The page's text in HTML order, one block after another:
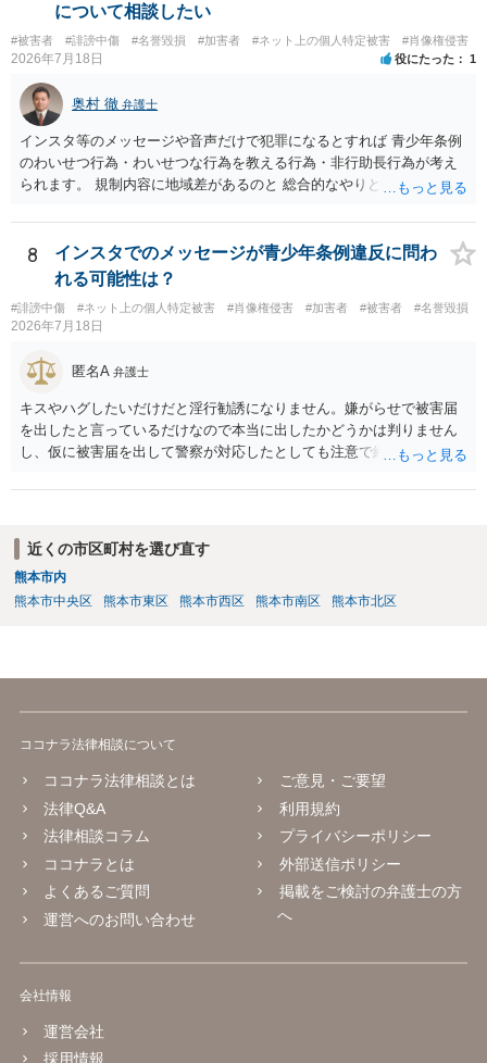
について相談したい
#被害者 #誹謗中傷 #名誉毀損 #加害者 #ネット上の個人特定被害 #肖像権侵害
2026年7月18日 役にたった 1
奥村 徹 弁護士
インスタ等のメッセージや音声だけで犯罪になるとすれば 青少年条例
のわいせつ行為・わいせつな行為を教える行為・非行助長行為が考え
られます。 規制内容に地域差があるのと 総合的なやりとりの内容で判
す。
8
インスタでのメッセージが青少年条例違反に問わ
れる可能性は？
#誹謗中傷 #ネット上の個人特定被害 #肖像権侵害 #加害者 #被害者 #名誉毀損
2026年7月18日
匿名A 弁護士
キスやハグしたいだけだと淫行勧誘になりません。嫌がらせで被害届
を出したと言っているだけなので本当に出したかどうかは判りません
し、仮に被害届を出して警察が対応したとしても注意で終わるような
おくように。
近くの市区町村を選び直す
熊本市内
熊本市中央区
熊本市東区 熊本市西区 熊本市南区 熊本市北区
ココナラ法律相談について
ココナラ法律相談とは
法律Q&A
法律相談コラム
ココナラとは
よくあるご質問
運営へのお問い合わせ
ご意見・ご要望
利用規約
プライバシーポリシー
外部送信ポリシー
掲載をご検討の弁護士の方
へ
会社情報
運営会社
採用情報